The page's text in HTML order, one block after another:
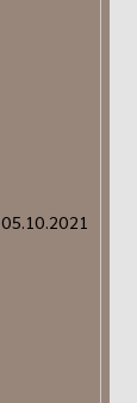
05.10.2021